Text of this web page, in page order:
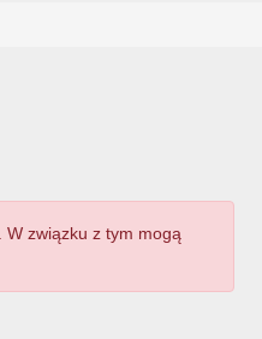
W związku z tym mogą